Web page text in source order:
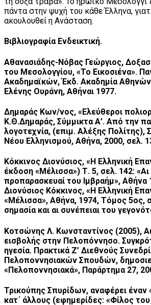
πάντα στην ψυχή του κάθε Έλληνα,
ακουλουθεί η Ανάσταση.
Βιβλιογραφία Ενδεικτική.
Aθανασιάδης-Νόβας Γεώργιος,
του Μεσολογγίου, «Το Εικοσιένα».
Ακαδημαϊκών, Έκδ. Ακαδημία
Ελένης Ουράνη, Αθήναι 1977.
Δημαράς Κων/νος, «Ελεύθεροι
Κ.Θ.Δημαράς, Σύμμικτα Α’. Από την
λογοτεχνία, (επιμ. Αλέξης Πολίτης),
Νέου Ελληνισμού, Αθήνα, 2000, σελ.
Κόκκινος Διονύσιος, «Η Ελληνική
έκδοση «Μέλισσα») Τ. 5, σελ. 142: «Αι
προπαρασκευαί του Ιμβραήμ», Αθήνα
Διονύσιος Κόκκινος, «Η Ελληνική
«Μέλισσα», Αθήνα, 1974, Τόμος 5ος,
σημασία και αι συνέπειαι του
Κοτσώνης Λ. Κωνσταντίνος (2005),
εισβολής στην Πελοπόννησο.
ηγεσία. Πρακτικά Ζ’ Διεθνούς
Πελοποννησιακών Σπουδών,
«Πελοποννησιακά», Παράρτημα 27,
Τρικούπης Σπυρίδων, αναφέρει
κατ΄ άλλους (εφημερίδες: «Φίλος